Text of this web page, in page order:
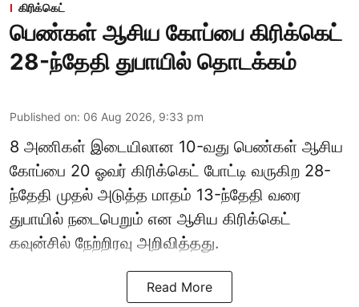
கிரிக்கெட்
பெண்கள் ஆசிய கோப்பை கிரிக்கெட்
28-ந்தேதி துபாயில் தொடக்கம்
Published on: 06 Aug 2026, 9:33 pm
8 அணிகள் இடையிலான 10-வது பெண்கள் ஆசிய
கோப்பை 20 ஓவர் கிரிக்கெட் போட்டி வருகிற 28-
ந்தேதி முதல் அடுத்த மாதம் 13-ந்தேதி வரை
துபாயில் நடைபெறும் என ஆசிய கிரிக்கெட்
கவுன்சில் நேற்றிரவு அறிவித்தது.
Read More